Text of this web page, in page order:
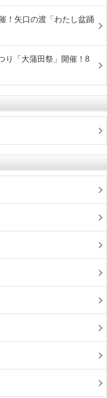
！矢口の渡「わたし盆踊
り「大蒲田祭」開催！8